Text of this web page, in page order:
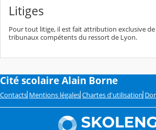
Litiges
Pour tout litige, il est fait attribution exclusive
tribunaux compétents du ressort de Lyon.
Cité scolaire Alain Borne
Contacts Mentions légales Chartes d'utilisation